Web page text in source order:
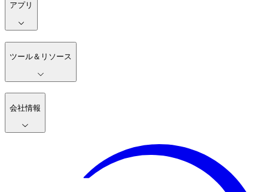
アプリ
ツール＆リソース
会社情報